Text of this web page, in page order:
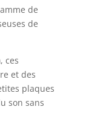
de
de
, ces
et des
plaques
son sans